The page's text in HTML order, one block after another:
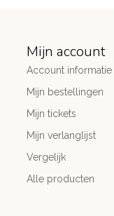
Mijn account
Account informatie
Mijn bestellingen
Mijn tickets
Mijn verlanglijst
Vergelijk
Alle producten